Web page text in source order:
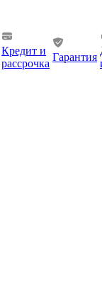
Кредит и
рассрочка
Гарантия